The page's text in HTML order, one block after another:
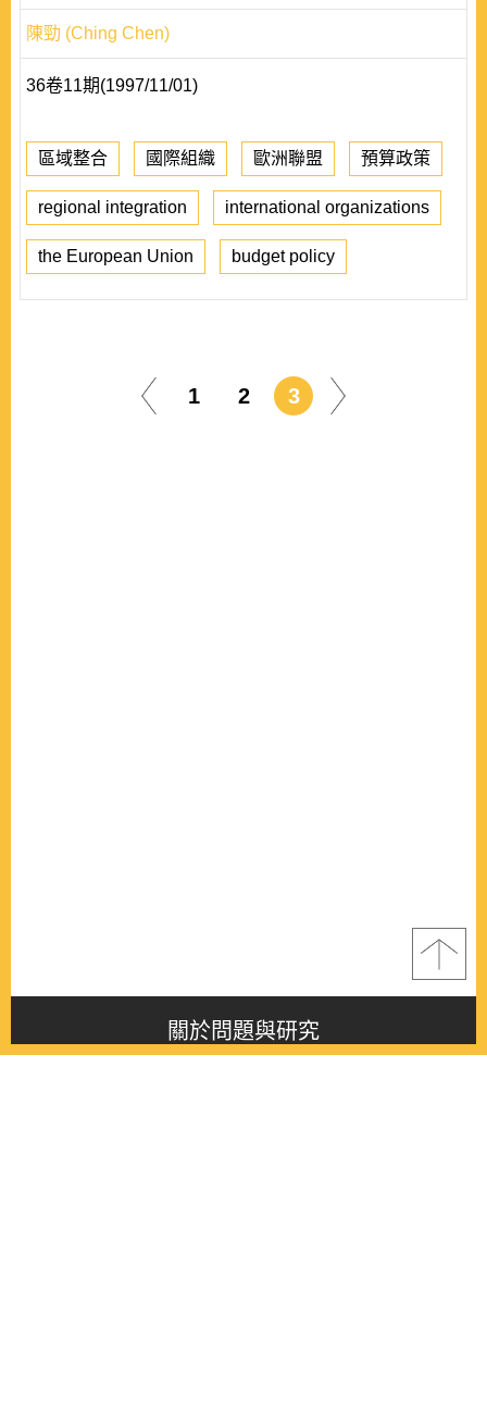
陳勁 (Ching Chen)
36卷11期(1997/11/01)
區域整合 國際組織 歐洲聯盟 預算政策
regional integration international organizations
the European Union budget policy
1 2 3
關於問題與研究
About this journal